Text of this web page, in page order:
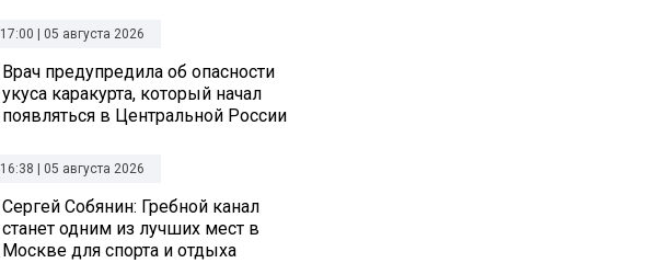
17:00 | 05 августа 2026
Врач предупредила об опасности
укуса каракурта, который начал
появляться в Центральной России
16:38 | 05 августа 2026
Сергей Собянин: Гребной канал
станет одним из лучших мест в
Москве для спорта и отдыха